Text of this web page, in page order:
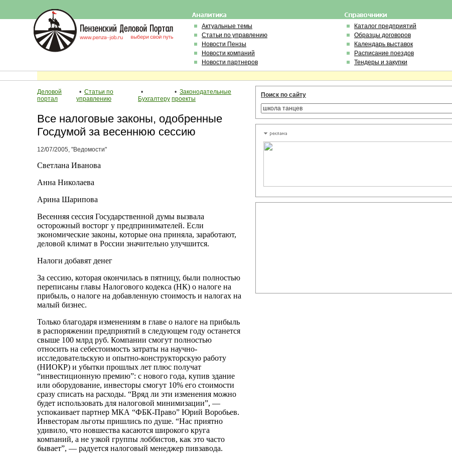
Актуальные темы
Статьи по управлению
Новости Пензы
Новости компаний
Новости партнеров
Каталог предприятий
Образцы договоров
Календарь выставок
Расписание поездов
Тендеры и закупки
Деловой
портал
• Статьи по
управлению
•
Бухгалтеру
• Законодательные
проекты
Все налоговые законы, одобренные
Госдумой за весеннюю сессию
12/07/2005, "Ведомости"
Светлана Иванова
Анна Николаева
Арина Шарипова
Весенняя сессия Государственной думы вызвала
осторожный восторг у предпринимателей. Если
экономические законы, которые она приняла, заработают,
деловой климат в России значительно улучшится.
Налоги добавят денег
За сессию, которая окончилась в пятницу, были полностью
переписаны главы Налогового кодекса (НК) о налоге на
прибыль, о налоге на добавленную стоимость и налогах на
малый бизнес.
Только благодаря изменениям в главе о налоге на прибыль
в распоряжении предприятий в следующем году останется
свыше 100 млрд руб. Компании смогут полностью
относить на себестоимость затраты на научно-
исследовательскую и опытно-конструкторскую работу
(НИОКР) и убытки прошлых лет плюс получат
“инвестиционную премию”: с нового года, купив здание
или оборудование, инвесторы смогут 10% его стоимости
сразу списать на расходы. “Вряд ли эти изменения можно
будет использовать для налоговой минимизации”, —
успокаивает партнер МКА “ФБК-Право” Юрий Воробьев.
Инвесторам льготы пришлись по душе. “Нас приятно
удивило, что новшества касаются широкого круга
компаний, а не узкой группы лоббистов, как это часто
бывает”, — радуется налоговый менеджер пивзавода.
Поиск по сайту